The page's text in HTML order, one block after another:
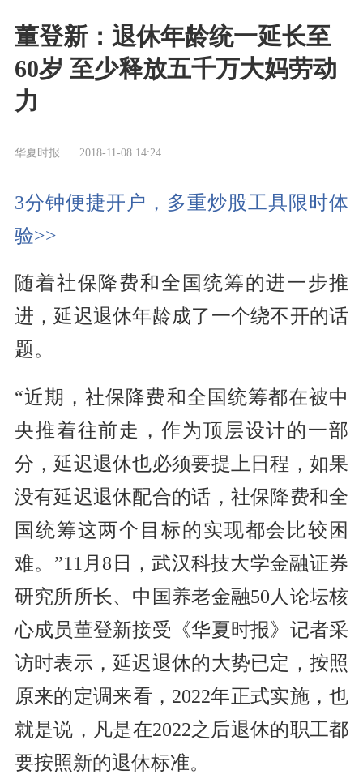
董登新：退休年龄统一延长至
60岁 至少释放五千万大妈劳动
力
华夏时报 2018-11-08 14:24
3分钟便捷开户，多重炒股工具限时体
验>>
随着社保 降费和全国统筹的进一步推
进，延迟退休年龄成了一个绕不开的话
题。
“近期，社保降费和全国统筹都在被中
央推着往前走，作为顶层设计的一部
分，延迟退休也必须要提上日程，如果
没有延迟退休配合的话，社保降费和全
国统筹这两个目标的实现都会比较困
难。”11月8日，武汉科技大学金融证券
研究所所长、中国养老金融50人论坛核
心成员董登新接受《华夏时报》记者采
访时表示，延迟退休的大势已定，按照
原来的定调来看，2022年正式实施，也
就是说，凡是在2022之后退休的职工都
要按照新的退休标准。